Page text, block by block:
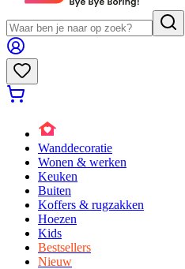
Wanddecoratie
Wonen & werken
Keuken
Buiten
Koffers & rugzakken
Hoezen
Kids
Bestsellers
Nieuw